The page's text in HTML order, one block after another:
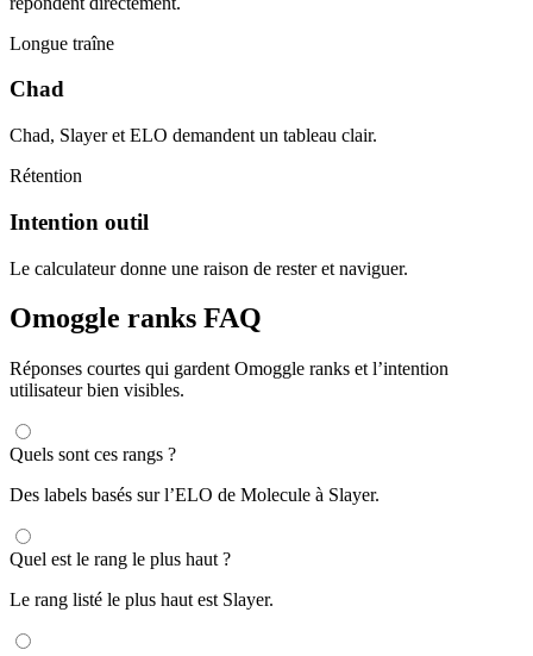
Longue traîne
Chad
Chad, Slayer et ELO demandent un tableau clair.
Rétention
Intention outil
Le calculateur donne une raison de rester et naviguer.
Omoggle ranks FAQ
Réponses courtes qui gardent Omoggle ranks et l’intention
utilisateur bien visibles.
Quels sont ces rangs ?
Des labels basés sur l’ELO de Molecule à Slayer.
Quel est le rang le plus haut ?
Le rang listé le plus haut est Slayer.